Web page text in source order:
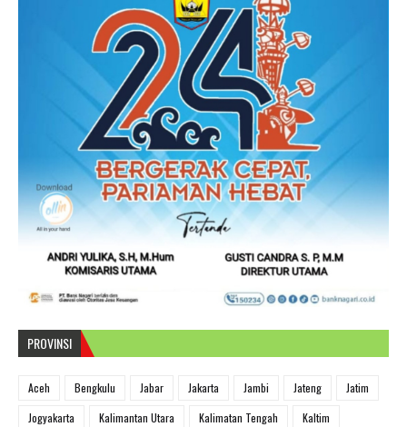
PROVINSI
Aceh Bengkulu Jabar Jakarta Jambi Jateng
Jatim
Jogyakarta
Kalimantan Utara Kalimatan Tengah
Kaltim